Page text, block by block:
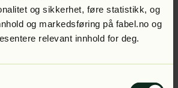
og sikkerhet, føre statistikk, og
og markedsføring på fabel.no og
relevant innhold for deg.